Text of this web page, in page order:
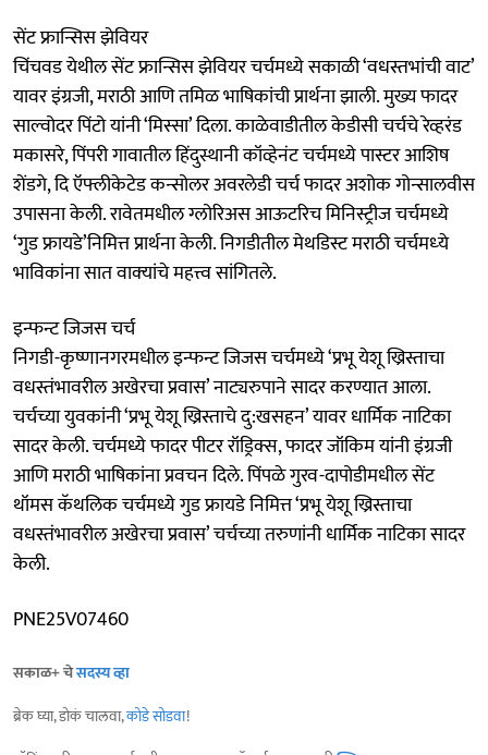
सेंट फ्रान्सिस झेवियर
चिंचवड येथील सेंट फ्रान्सिस झेवियर चर्चमध्ये सकाळी ‘वधस्तभांची वाट’
यावर इंग्रजी, मराठी आणि तमिळ भाषिकांची प्रार्थना झाली. मुख्य फादर
साल्वोदर पिंटो यांनी ‘मिस्सा’ दिला. काळेवाडीतील केडीसी चर्चचे रेव्हरंड
मकासरे, पिंपरी गावातील हिंदुस्थानी कॉव्हेनंट चर्चमध्ये पास्टर आशिष
शेंडगे, दि ऍफ्लीकेटेड कन्सोलर अवरलेडी चर्च फादर अशोक गोन्सालवीस
उपासना केली. रावेतमधील ग्लोरिअस आऊटरिच मिनिस्ट्रीज चर्चमध्ये
‘गुड फ्रायडे’निमित्त प्रार्थना केली. निगडीतील मेथडिस्ट मराठी चर्चमध्‍ये
भाविकांना सात वाक्‍यांचे महत्त्व सांगितले.
इन्फन्ट जिजस चर्च
निगडी-कृष्णानगरमधील इन्फन्ट जिजस चर्चमध्ये ‘प्रभू येशू ख्रिस्ताचा
वधस्तंभावरील अखेरचा प्रवास’ नाट्यरुपाने सादर करण्यात आला.
चर्चच्या युवकांनी ‘प्रभू येशू ख्रिस्ताचे दु:खसहन’ यावर धार्मिक नाटिका
सादर केली. चर्चमध्ये फादर पीटर रॉड्रिक्स, फादर जॉकिम यांनी इंग्रजी
आणि मराठी भाषिकांना प्रवचन दिले. पिंपळे गुरव-दापोडीमधील सेंट
थॉमस कॅथलिक चर्चमध्ये गुड फ्रायडे निमित्त ‘प्रभू येशू ख्रिस्ताचा
वधस्तंभावरील अखेरचा प्रवास’ चर्चच्या तरुणांनी धार्मिक नाटिका सादर
केली.
PNE25V07460
सकाळ+ चेसदस्य व्हा
ब्रेक घ्या, डोकं चालवा,कोडे सोडवा!